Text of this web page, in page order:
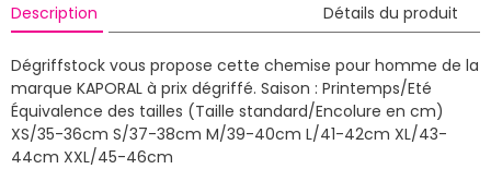
Description Détails du produit
Dégriffstock vous propose cette chemise pour homme de la
marque KAPORAL à prix dégriffé. Saison : Printemps/Eté
Équivalence des tailles (Taille standard/Encolure en cm)
XS/35-36cm S/37-38cm M/39-40cm L/41-42cm XL/43-
44cm XXL/45-46cm